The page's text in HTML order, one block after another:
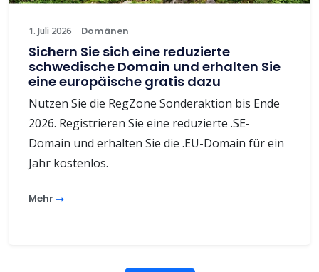
1. Juli 2026 Domänen
Sichern Sie sich eine reduzierte
schwedische Domain und erhalten Sie
eine europäische gratis dazu
Nutzen Sie die RegZone Sonderaktion bis Ende
2026. Registrieren Sie eine reduzierte .SE-
Domain und erhalten Sie die .EU-Domain für ein
Jahr kostenlos.
Mehr